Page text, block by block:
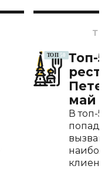
Топ-
май
В топ-